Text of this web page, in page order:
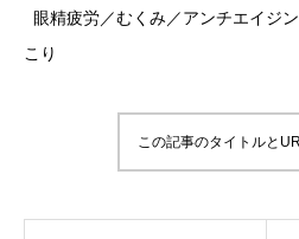
眼精疲労／むくみ／アンチエイジ
こり
この記事のタイトルと